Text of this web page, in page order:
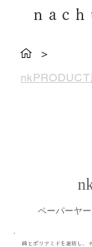
>
nkPRODUCT
ペーパーヤ
綿とポリアミドを混紡し、